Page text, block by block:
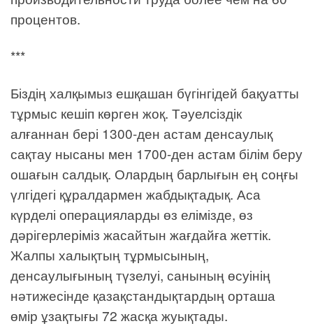
процентов.
***
Біздің халқымыз ешқашан бүгінгідей бақуатты
тұрмыс кешіп көрген жоқ. Тәуелсіздік
алғаннан бері 1300-ден астам денсаулық
сақтау нысаны мен 1700-ден астам білім беру
ошағын салдық. Олардың барлығын ең соңғы
үлгідегі құралдармен жабдықтадық. Аса
күрделі операцияларды өз елімізде, өз
дәрігерлеріміз жасайтын жағдайға жеттік.
Жалпы халықтың тұрмысының,
денсаулығының түзелуі, санының өсуінің
нәтижесінде қазақстандықтардың орташа
өмір ұзақтығы 72 жасқа жуықтады.